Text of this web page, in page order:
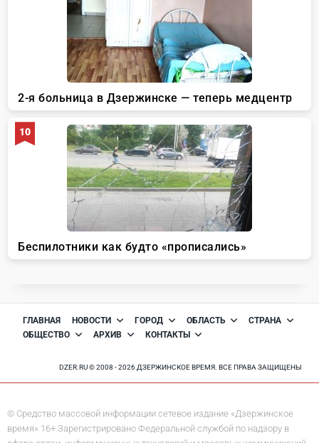
ГЛАВНАЯ НОВОСТИ ГОРОД ОБЛАСТЬ
СТРАНА
ОБЩЕСТВО
АРХИВ КОНТАКТЫ
DZER.RU © 2008 - 2026 ДЗЕРЖИНСКОЕ ВРЕМЯ. ВСЕ ПРАВА ЗАЩИЩЕНЫ
© Средство массовой информации сетевое издание «Дзержинское
время» 16+ Зарегистрировано Федеральной службой по надзору в